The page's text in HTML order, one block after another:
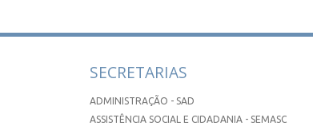
SECRETARIAS
ADMINISTRAÇÃO - SAD
ASSISTÊNCIA SOCIAL E CIDADANIA - SEMASC